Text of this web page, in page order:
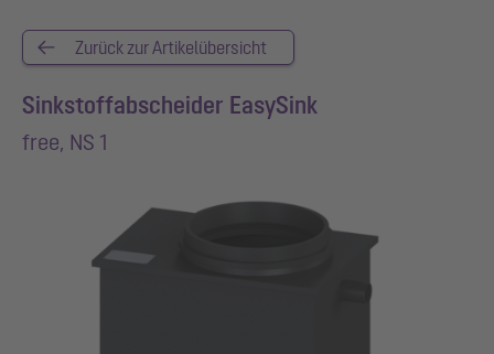
Zurück zur Artikelübersicht
Sinkstoffabscheider EasySink
free, NS 1